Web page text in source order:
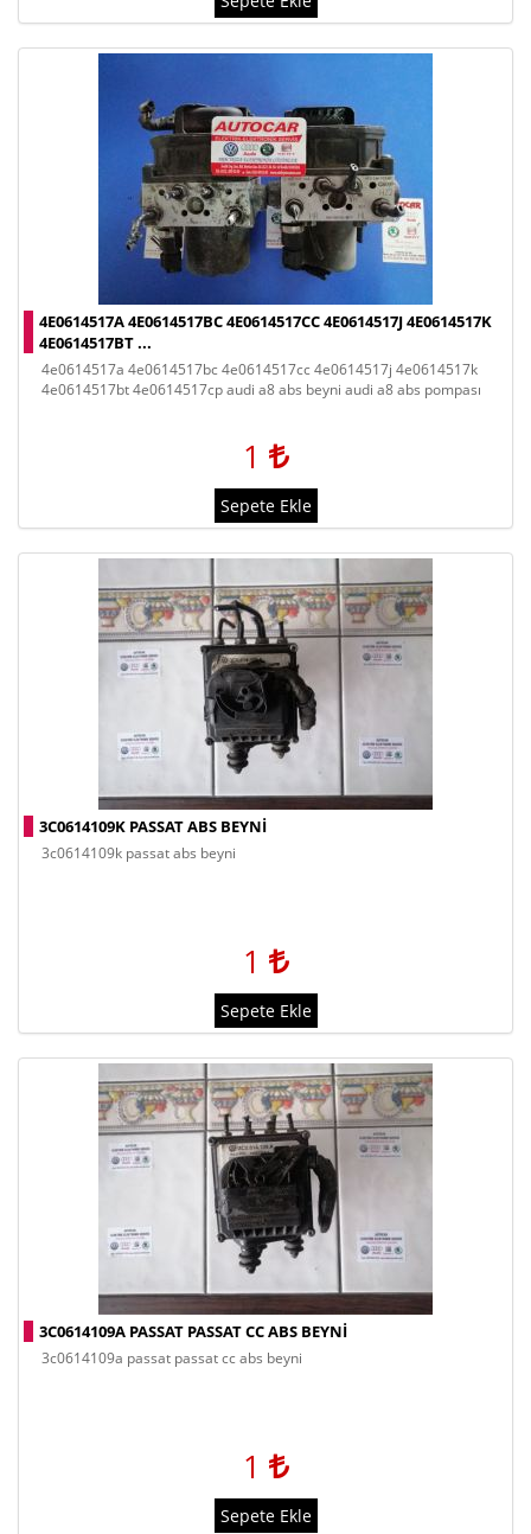
4E0614517A 4E0614517BC 4E0614517CC 4E0614517J 4E0614517K
4E0614517BT ...
4e0614517a 4e0614517bc 4e0614517cc 4e0614517j 4e0614517k
4e0614517bt 4e0614517cp audi a8 abs beyni audi a8 abs pompası
1
Sepete Ekle
3C0614109K PASSAT ABS BEYNI
3c0614109k passat abs beyni
1
Sepete Ekle
3C0614109A PASSAT PASSAT CC ABS BEYNI
3c0614109a passat passat cc abs beyni
1
Sepete Ekle